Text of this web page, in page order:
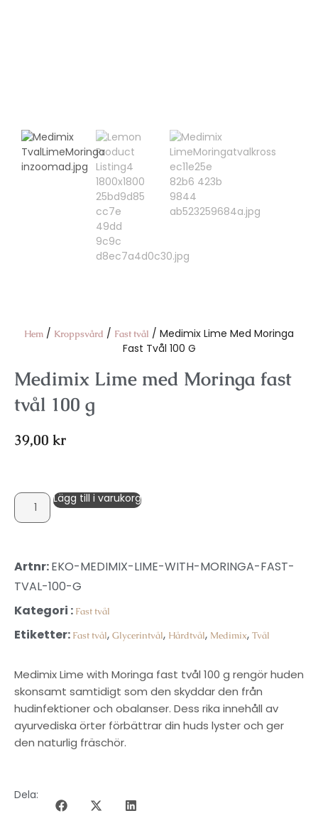
Hem / Kroppsvård / Fast tvål / Medimix Lime Med Moringa
Fast Tvål 100 G
Medimix Lime med Moringa fast
tvål 100 g
39,00 kr
Lägg till i varukorg
Artnr:EKO-MEDIMIX-LIME-WITH-MORINGA-FAST-
TVAL-100-G
Kategori : Fast tvål
Etiketter: Fast tvål, Glycerintvål, Hårdtvål, Medimix, Tvål
Medimix Lime with Moringa fast tvål 100 g rengör huden
skonsamt samtidigt som den skyddar den från
hudinfektioner och obalanser. Dess rika innehåll av
ayurvediska örter förbättrar din huds lyster och ger
den naturlig fräschör.
Dela: